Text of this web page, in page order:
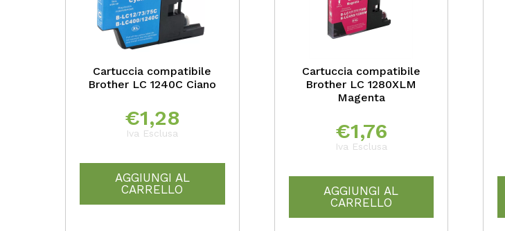
Cartuccia compatibile
Brother LC 1240C Ciano
€1,28
Iva Esclusa
AGGIUNGI AL
CARRELLO
Cartuccia compatibile
Brother LC 1280XLM
Magenta
€1,76
Iva Esclusa
AGGIUNGI AL
CARRELLO